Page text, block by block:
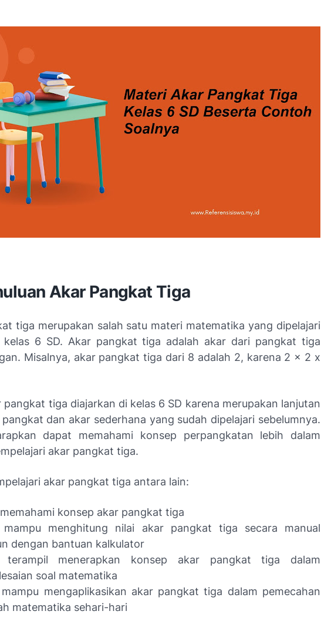
Akar Pangkat Tiga
tiga merupakan salah satu materi matematika yang dipelajari
kelas 6 SD. Akar pangkat tiga adalah akar dari pangkat tiga
Misalnya, akar pangkat tiga dari 8 adalah 2, karena 2 x 2 x
pangkat tiga diajarkan di kelas 6 SD karena merupakan lanjutan
dan akar sederhana yang sudah dipelajari sebelumnya.
dapat memahami konsep perpangkatan lebih dalam
akar pangkat tiga.
akar pangkat tiga antara lain:
konsep akar pangkat tiga
mampu menghitung nilai akar pangkat tiga secara manual
dengan bantuan kalkulator
terampil menerapkan konsep akar pangkat tiga dalam
soal matematika
mampu mengaplikasikan akar pangkat tiga dalam pemecahan
matematika sehari-hari